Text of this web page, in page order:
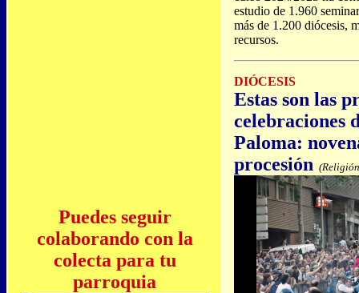
estudio de 1.960
más de 1.200 diócesis,
recursos.
DIÓCESIS
Estas son las
celebraciones
Paloma:
procesión
Puedes seguir
colaborando con la
colecta para tu
parroquia